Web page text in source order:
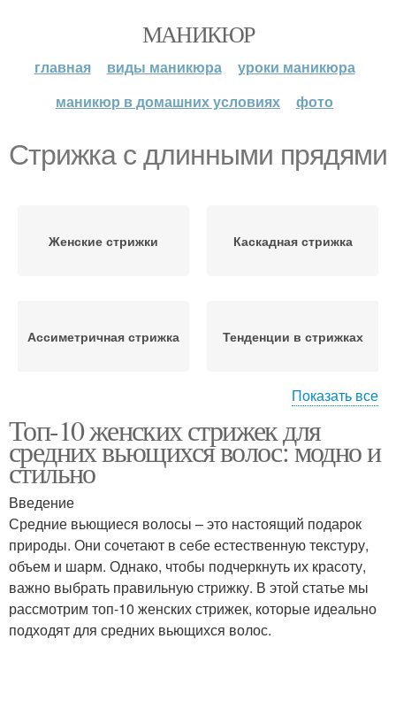
МАНИКЮР
главная виды маникюра
уроки маникюра
маникюр в домашних условиях
фото
Стрижка с длинными прядями
Женские стрижки Каскадная стрижка
Ассиметричная стрижка Тенденции в стрижках
Стрижка на вьющихся
волосах
Показать все
Топ-10 женских стрижек для
средних вьющихся волос: модно и
стильно
Введение
Средние вьющиеся волосы – это настоящий подарок
природы. Они сочетают в себе естественную текстуру,
объем и шарм. Однако, чтобы подчеркнуть их красоту,
важно выбрать правильную стрижку. В этой статье мы
рассмотрим топ-10 женских стрижек, которые идеально
подходят для средних вьющихся волос.